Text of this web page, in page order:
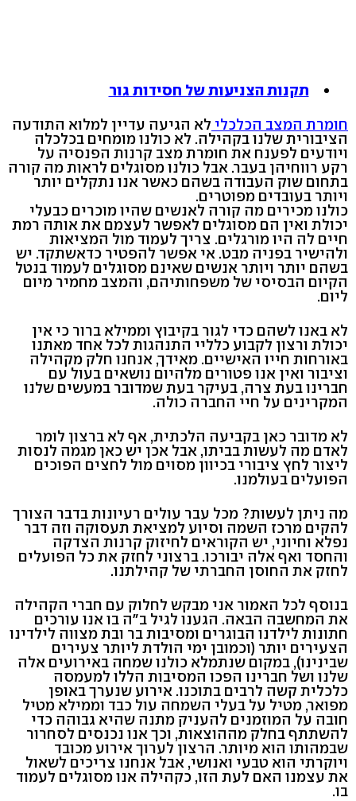
תקנות הצניעות של חסידות גור
חומרת המצב הכלכלי לא הגיעה עדיין למלוא התודעה
הציבורית שלנו בקהילה. לא כולנו מומחים בכלכלה
ויודעים לפענח את חומרת מצב קרנות הפנסיה על
רקע רווחיהן בעבר. אבל כולנו מסוגלים לראות מה קורה
בתחום שוק העבודה בשהם כאשר אנו נתקלים יותר
ויותר בעובדים מפוטרים.
כולנו מכירים מה קורה לאנשים שהיו מוכרים כבעלי
יכולת ואין הם מסוגלים לאפשר לעצמם את אותה רמת
חיים לה היו מורגלים. צריך לעמוד מול המציאות
ולהישיר בפניה מבט. אי אפשר להפטיר כדאשתקד. יש
בשהם יותר ויותר אנשים שאינם מסוגלים לעמוד בנטל
הקיום הבסיסי של משפחותיהם, והמצב מחמיר מיום
ליום.
לא באנו לשהם כדי לגור בקיבוץ וממילא ברור כי אין
יכולת ורצון לקבוע כלליי התנהגות לכל אחד מאתנו
באורחות חייו האישיים. מאידך, אנחנו חלק מקהילה
וציבור ואין אנו פטורים מלהיום נושאים בעול עם
חברינו בעת צרה, בעיקר בעת שמדובר במעשים שלנו
המקרינים על חיי החברה כולה.
לא מדובר כאן בקביעה הלכתית, אף לא ברצון לומר
לאדם מה לעשות בביתו, אבל אכן יש כאן מגמה לנסות
ליצור לחץ ציבורי בכיוון מסוים מול לחצים הפוכים
הפועלים בעולמנו.
מה ניתן לעשות? מכל עבר עולים רעיונות בדבר הצורך
להקים מרכז השמה וסיוע למציאת תעסוקה וזה דבר
נפלא וחיוני, יש הקוראים לחיזוק קרנות הצדקה
והחסד ואף אלה יבורכו. ברצוני לחזק את כל הפועלים
לחזק את החוסן החברתי של קהילתנו.
בנוסף לכל האמור אני מבקש לחלוק עם חברי הקהילה
את המחשבה הבאה. הגענו לגיל ב"ה בו אנו עורכים
חתונות לילדנו הבוגרים ומסיבות בר ובת מצווה לילדינו
הצעירים יותר (וכמובן ימי הולדת ליותר צעירים
שבינינו), במקום שנתמלא כולנו שמחה באירועים אלה
שלנו ושל חברינו הפכו המסיבות הללו למעמסה
כלכלית קשה לרבים בתוכנו. אירוע שנערך באופן
מפואר, מטיל על בעלי השמחה עול כבד וממילא מטיל
חובה על המוזמנים להעניק מתנה שהיא גבוהה כדי
להשתתף בחלק מההוצאות, וכך אנו נכנסים לסחרור
שבמהותו הוא מיותר. הרצון לערוך אירוע מכובד
ויוקרתי הוא טבעי ואנושי, אבל אנחנו צריכים לשאול
את עצמנו האם לעת הזו, כקהילה אנו מסוגלים לעמוד
בו.